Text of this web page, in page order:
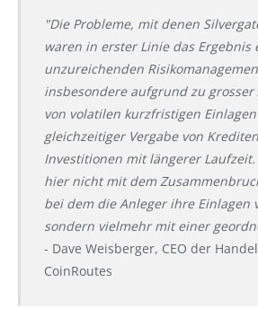
"Die Probleme, mit denen
waren in erster Linie das Ergebnis
unzureichenden
insbesondere aufgrund zu
von volatilen kurzfristigen
gleichzeitiger Vergabe von
Investitionen mit längerer
hier nicht mit dem
bei dem die Anleger ihre Einlagen
sondern vielmehr mit einer
- Dave Weisberger, CEO der
CoinRoutes